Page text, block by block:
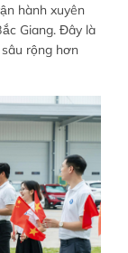
hành xuyên
Giang. Đây là
rộng hơn